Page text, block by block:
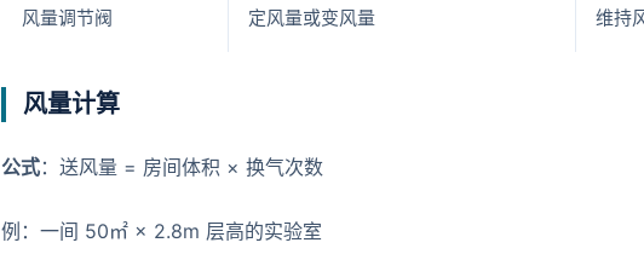
风量调节阀 定风量或变风量 维持
风量计算
公式：送风量 = 房间体积 × 换气次数
例：一间 50㎡ × 2.8m 层高的实验室